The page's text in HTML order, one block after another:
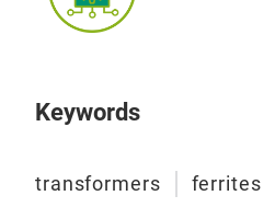
Keywords
transformers ferrites